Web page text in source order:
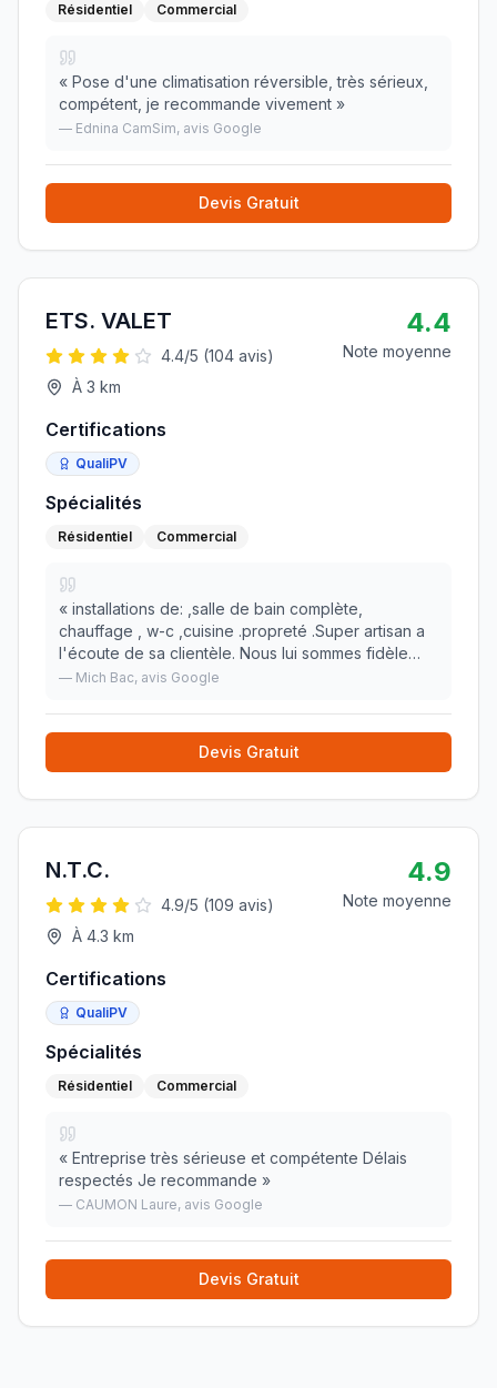
Résidentiel Commercial
« Pose d'une climatisation réversible, très sérieux,
compétent, je recommande vivement »
— Ednina CamSim, avis Google
Devis Gratuit
ETS. VALET
4.4/5 (104 avis)
À 3 km
4.4
Note moyenne
Certifications
QualiPV
Spécialités
Résidentiel Commercial
« installations de: ,salle de bain complète,
chauffage , w-c ,cuisine .propreté .Super artisan a
l'écoute de sa clientèle. Nous lui sommes fidèle
depuis de nombreuses années.
— Mich Bac, avis Google
Devis Gratuit
N.T.C.
4.9/5 (109 avis)
À 4.3 km
4.9
Note moyenne
Certifications
QualiPV
Spécialités
Résidentiel Commercial
« Entreprise très sérieuse et compétente Délais
respectés Je recommande »
— CAUMON Laure, avis Google
Devis Gratuit